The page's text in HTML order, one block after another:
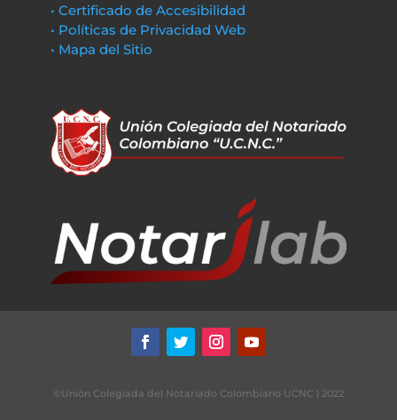
• Certificado de Accesibilidad
• Políticas de Privacidad Web
• Mapa del Sitio
©Unión Colegiada del Notariado Colombiano UCNC | 2022